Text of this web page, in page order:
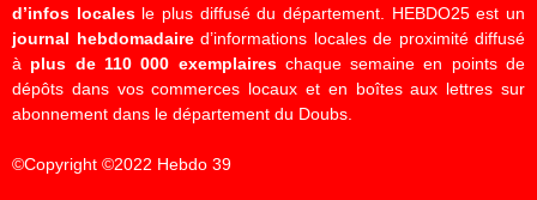
d’infos localesle plus diffusé du département. HEBDO25 est un
journal hebdomadaired’informations locales de proximité diffusé
à plus de 110 000 exemplaireschaque semaine en points de
dépôts dans vos commerces locaux et en boîtes aux lettres sur
abonnement dans le département du Doubs.
©Copyright ©2022 Hebdo 39